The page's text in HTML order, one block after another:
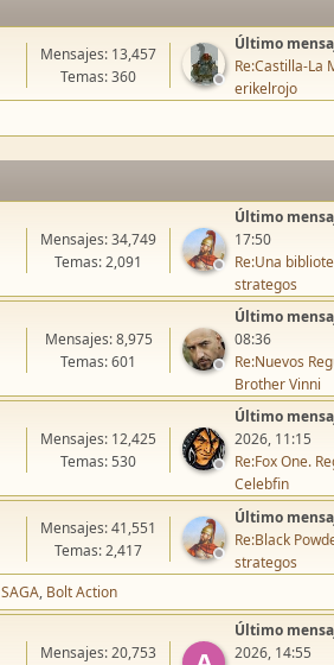
Mensajes: 13,457
Temas: 360
Último
Re:Castilla-La
erikelrojo
Mensajes: 34,749
Temas: 2,091
Último
17:50
Re:Una
strategos
Mensajes: 8,975
Temas: 601
Último
08:36
Re:Nuevos
Brother Vinni
Mensajes: 12,425
Temas: 530
Último
2026, 11:15
Re:Fox One.
Celebfin
Mensajes: 41,551
Temas: 2,417
Último
Re:Black
strategos
SAGA Bolt Action
Mensajes: 20,753
Último
2026, 14:55